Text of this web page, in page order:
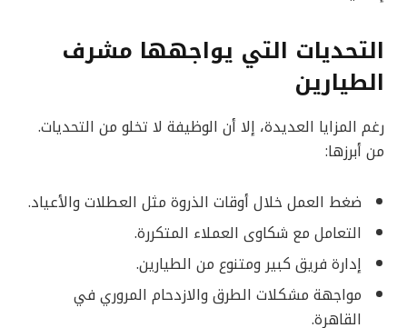
التحديات التي يواجهها مشرف
الطيارين
رغم المزايا العديدة، إلا أن الوظيفة لا تخلو من التحديات.
من أبرزها:
ضغط العمل خلال أوقات الذروة مثل العطلات والأعياد.
التعامل مع شكاوى العملاء المتكررة.
إدارة فريق كبير ومتنوع من الطيارين.
مواجهة مشكلات الطرق والازدحام المروري في
القاهرة.